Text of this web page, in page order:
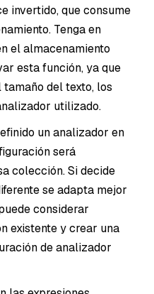
invertido, que consume
Tenga en
el almacenamiento
esta función, ya que
del texto, los
utilizado.
un analizador en
será
colección. Si decide
se adapta mejor
considerar
existente y crear una
de analizador